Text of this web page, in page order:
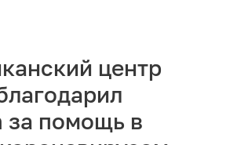
Акции Роуминг
центр
за помощь в